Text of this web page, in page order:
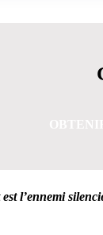
l’ennemi